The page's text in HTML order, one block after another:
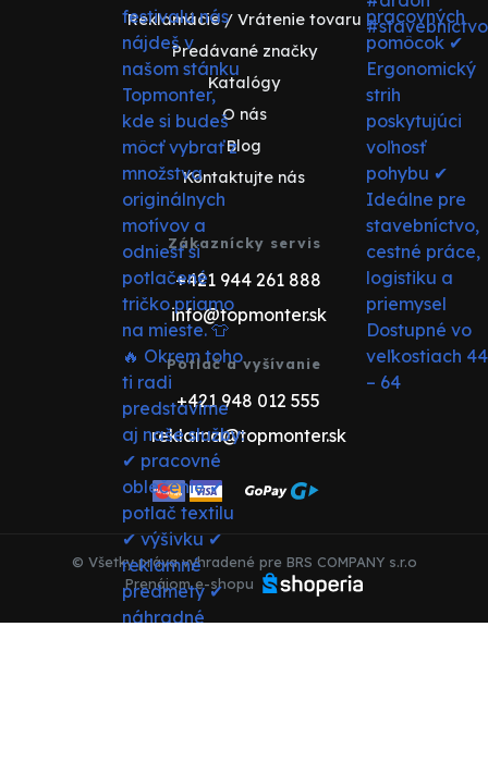
Reklamácie / Vrátenie tovaru
Predávané značky
Katalógy
O nás
Blog
Kontaktujte nás
Zákaznícky servis
+421 944 261 888
info@topmonter.sk
Potlač a vyšívanie
+421 948 012 555
reklama@topmonter.sk
© Všetky práva vyhradené pre BRS COMPANY s.r.o
Prenájom e-shopu